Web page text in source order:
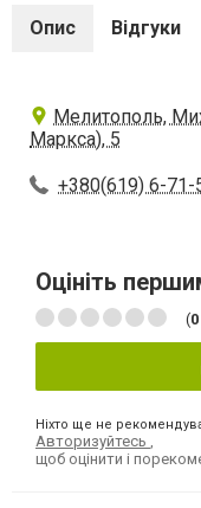
Опис Відгуки
Мелитополь,
Маркса), 5
+380(619) 6-71-
Оцініть
(0
Ніхто ще не
Авторизуйтесь
щоб оцінити і